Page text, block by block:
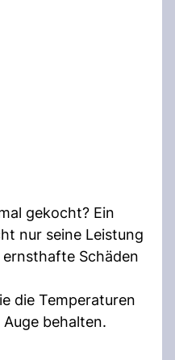
gekocht? Ein
nur seine Leistung
Schäden
die Temperaturen
behalten.